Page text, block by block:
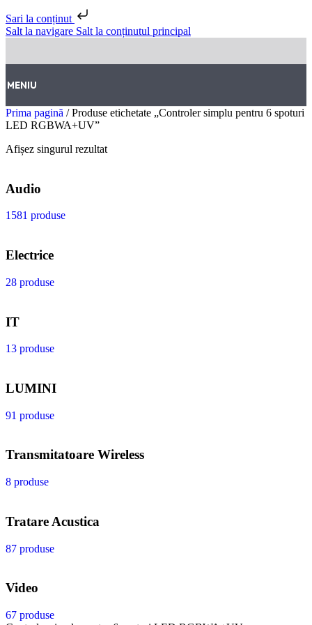
Sari la conținut
Salt la navigare Salt la conținutul principal
MENIU
Prima pagină / Produse etichetate „Controler simplu pentru 6 spoturi
LED RGBWA+UV”
Afișez singurul rezultat
Audio
1581 produse
Electrice
28 produse
IT
13 produse
LUMINI
91 produse
Transmitatoare Wireless
8 produse
Tratare Acustica
87 produse
Video
67 produse